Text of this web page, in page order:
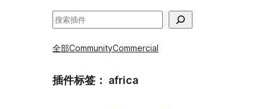
搜
全部CommunityCommercial
插件标签： africa